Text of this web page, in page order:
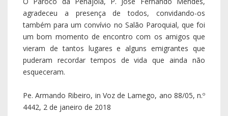
agradeceu a presença de todos, convidando-os
também para um convívio no Salão Paroquial, que foi
um bom momento de encontro com os amigos que
vieram de tantos lugares e alguns emigrantes que
puderam recordar tempos de vida que ainda não
esqueceram.
Pe. Armando Ribeiro, in Voz de Lamego, ano 88/05, n.º
4442, 2 de janeiro de 2018